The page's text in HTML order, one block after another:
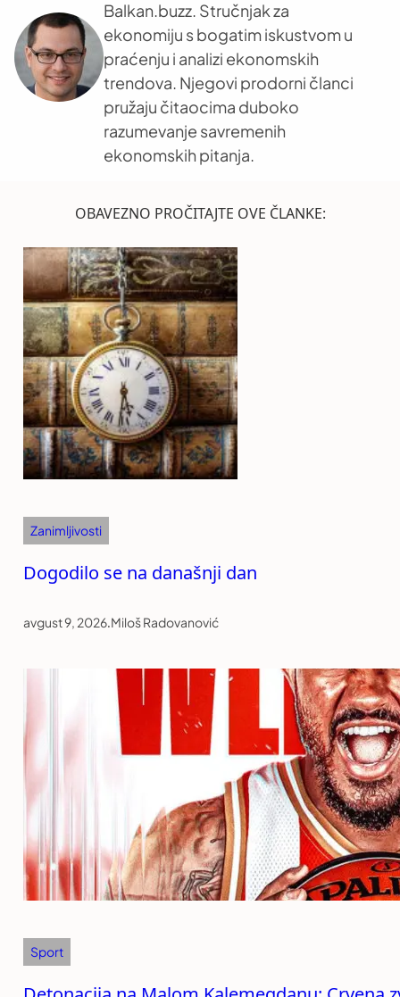
Balkan.buzz. Stručnjak za
ekonomiju s bogatim iskustvom u
praćenju i analizi ekonomskih
trendova. Njegovi prodorni članci
pružaju čitaocima duboko
razumevanje savremenih
ekonomskih pitanja.
OBAVEZNO PROČITAJTE OVE ČLANKE:
Zanimljivosti
Dogodilo se na današnji dan
avgust 9, 2026.Miloš Radovanović
Sport